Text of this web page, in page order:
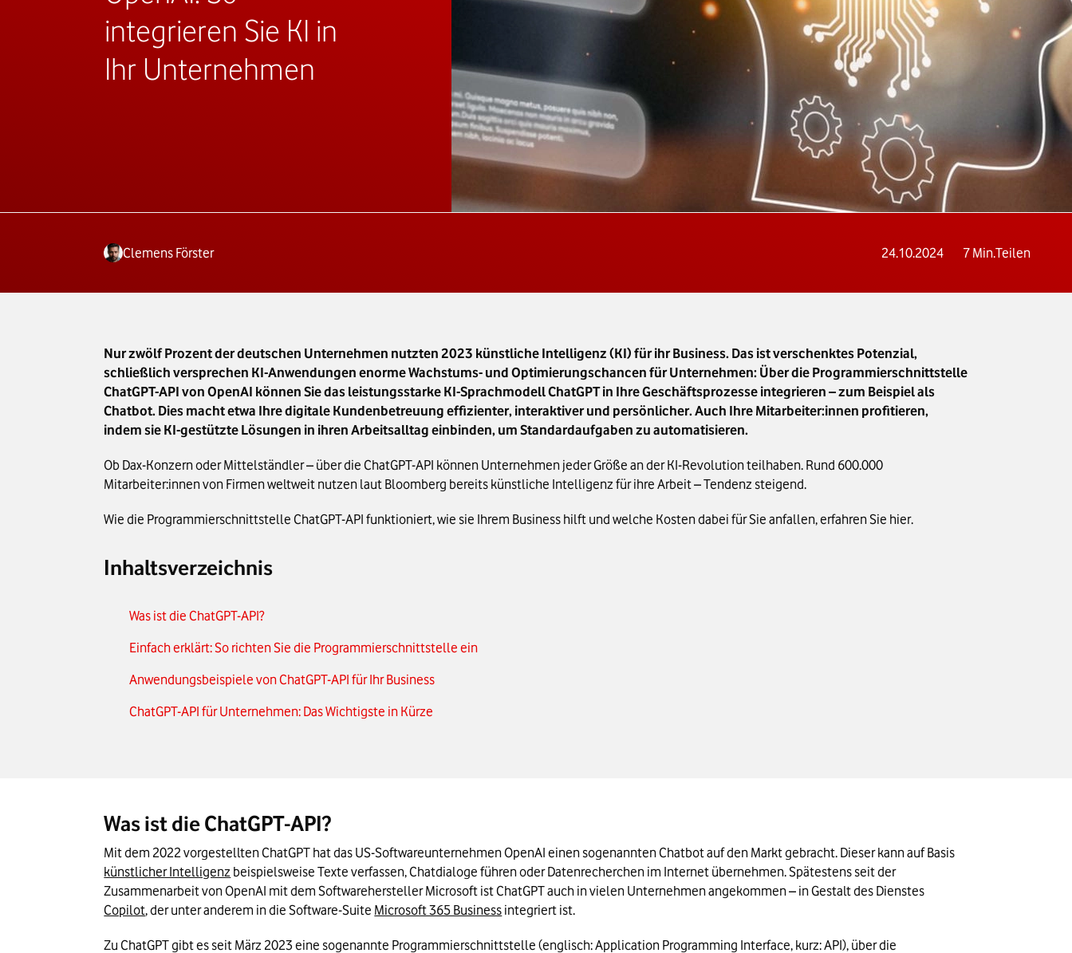
integrieren Sie KI in
Ihr Unternehmen
Clemens Förster 24.10.2024 7Min.Teilen
Nur zwölf Prozent der deutschen Unternehmen nutzten 2023 künstliche Intelligenz (KI) für ihr Business. Das ist verschenktes Potenzial,
schließlich versprechen KI-Anwendungen enorme Wachstums- und Optimierungschancen für Unternehmen: Über die Programmierschnittstelle
ChatGPT-API von OpenAI können Sie das leistungsstarke KI-Sprachmodell ChatGPT in Ihre Geschäftsprozesse integrieren – zum Beispiel als
Chatbot. Dies macht etwa Ihre digitale Kundenbetreuung effizienter, interaktiver und persönlicher. Auch Ihre Mitarbeiter:innen profitieren,
indem sie KI-gestützte Lösungen in ihren Arbeitsalltag einbinden, um Standardaufgaben zu automatisieren.
Ob Dax-Konzern oder Mittelständler – über die ChatGPT-API können Unternehmen jeder Größe an der KI-Revolution teilhaben. Rund 600.000
Mitarbeiter:innen von Firmen weltweit nutzen laut Bloomberg bereits künstliche Intelligenz für ihre Arbeit – Tendenz steigend.
Wie die Programmierschnittstelle ChatGPT-API funktioniert, wie sie Ihrem Business hilft und welche Kosten dabei für Sie anfallen, erfahren Sie hier.
Inhaltsverzeichnis
Was ist die ChatGPT-API?
Einfach erklärt: So richten Sie die Programmierschnittstelle ein
Anwendungsbeispiele von ChatGPT-API für Ihr Business
ChatGPT-API für Unternehmen: Das Wichtigste in Kürze
Was ist die ChatGPT-API?
künstlicher Intelligenz beispielsweise Texte verfassen, Chatdialoge führen oder Datenrecherchen im Internet übernehmen. Spätestens seit der
Copilot, der unter anderem in die Software-Suite Microsoft 365 Business integriert ist.
Zu ChatGPT gibt es seit März 2023 eine sogenannte Programmierschnittstelle (englisch: Application Programming Interface, kurz: API), über die